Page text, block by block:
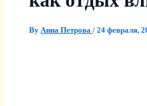
By Анна Петрова / 24 февраля,